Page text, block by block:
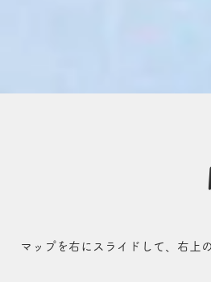
マップを右にスライドして、右上